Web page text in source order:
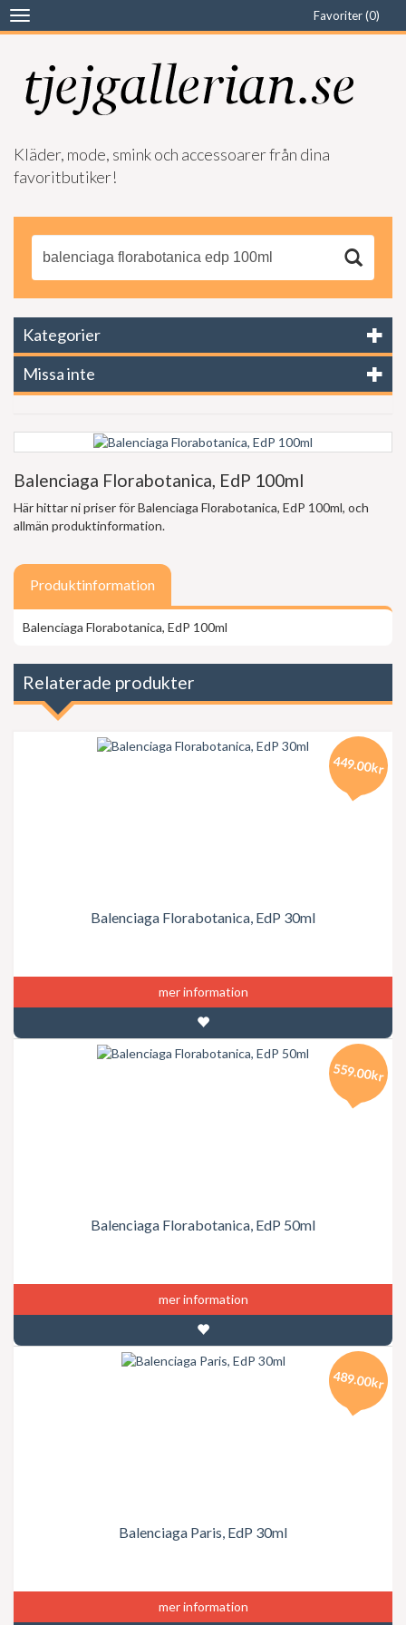
Favoriter (0)
Kläder, mode, smink och accessoarer från dina
favoritbutiker!
Toggle
navigation
Kategorier
Missa inte
Balenciaga Florabotanica, EdP 100ml
Här hittar ni priser för Balenciaga Florabotanica, EdP 100ml, och
allmän produktinformation.
Produktinformation
Balenciaga Florabotanica, EdP 100ml
Relaterade produkter
Balenciaga Florabotanica, EdP 30ml
449.00kr
mer information
Balenciaga Florabotanica, EdP 50ml
559.00kr
mer information
Balenciaga Paris, EdP 30ml
489.00kr
mer information